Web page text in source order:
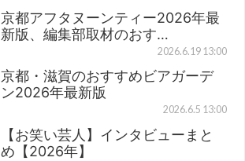
京都アフタヌーンティー2026年最
新版、編集部取材のおす…
2026.6.19 13:00
京都・滋賀のおすすめビアガーデ
ン2026年最新版
2026.6.5 13:00
【お笑い芸人】インタビューまと
め【2026年】